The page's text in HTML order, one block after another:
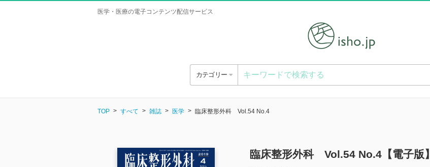
医学・医療の電子コンテンツ配信サービス
カテゴリー
TOP すべて 雑誌 医学 臨床整形外科 Vol.54 No.4
臨床整形外科 Vol.54 No.4【電子版】